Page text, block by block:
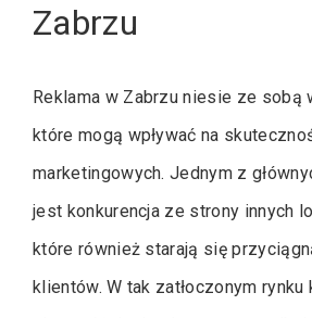
Zabrzu
Reklama w Zabrzu niesie ze sobą
które mogą wpływać na
marketingowych. Jednym z
jest konkurencja ze strony innych
które również starają się
klientów. W tak zatłoczonym